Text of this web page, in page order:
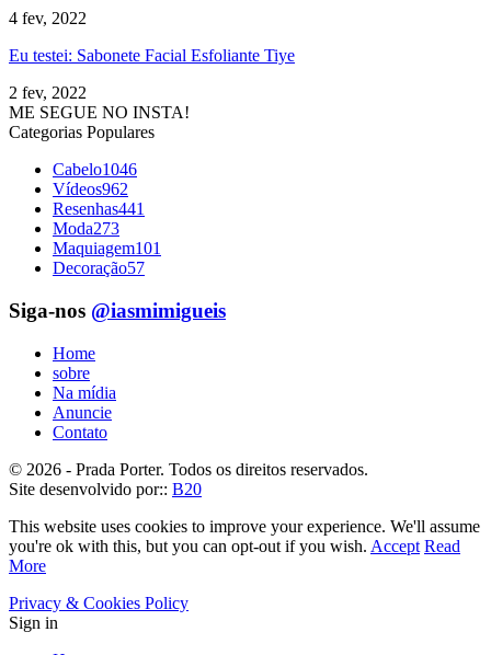
4 fev, 2022
Eu testei: Sabonete Facial Esfoliante Tiye
2 fev, 2022
ME SEGUE NO INSTA!
Categorias Populares
Cabelo1046
Vídeos962
Resenhas441
Moda273
Maquiagem101
Decoração57
Siga-nos @iasmimigueis
Home
sobre
Na mídia
Anuncie
Contato
© 2026 - Prada Porter. Todos os direitos reservados.
Site desenvolvido por:: B20
This website uses cookies to improve your experience. We'll assume
you're ok with this, but you can opt-out if you wish. Accept Read
More
Privacy & Cookies Policy
Sign in